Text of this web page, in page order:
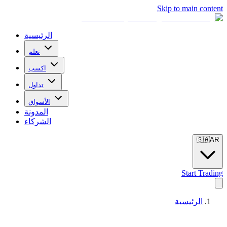
Skip to main content
الرئيسية
تعلم
اكسب
تداول
الأسواق
المدونة
الشركاء
🇸🇦AR
Start Trading
الرئيسية